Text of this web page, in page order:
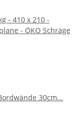
- 410 x 210 -
- ÖKO Schräge